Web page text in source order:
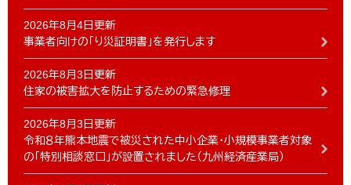
2026年8月4日更新
事業者向けの「り災証明書」を発行します
2026年8月3日更新
住家の被害拡大を防止するための緊急修理
2026年8月3日更新
令和８年熊本地震で被災された中小企業・小規模事業者対象
の「特別相談窓口」が設置されました（九州経済産業局）